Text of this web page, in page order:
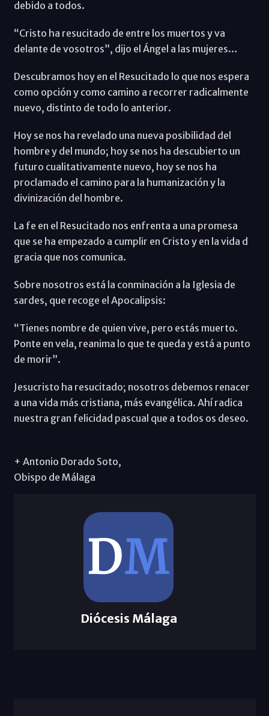
debido a todos.
“Cristo ha resucitado de entre los muertos y va
delante de vosotros”, dijo el Ángel a las mujeres…
Descubramos hoy en el Resucitado lo que nos espera
como opción y como camino a recorrer radicalmente
nuevo, distinto de todo lo anterior.
Hoy se nos ha revelado una nueva posibilidad del
hombre y del mundo; hoy se nos ha descubierto un
futuro cualitativamente nuevo, hoy se nos ha
proclamado el camino para la humanización y la
divinización del hombre.
La fe en el Resucitado nos enfrenta a una promesa
que se ha empezado a cumplir en Cristo y en la vida d
gracia que nos comunica.
Sobre nosotros está la conminación a la Iglesia de
sardes, que recoge el Apocalipsis:
“Tienes nombre de quien vive, pero estás muerto.
Ponte en vela, reanima lo que te queda y está a punto
de morir”.
Jesucristo ha resucitado; nosotros debemos renacer
a una vida más cristiana, más evangélica. Ahí radica
nuestra gran felicidad pascual que a todos os deseo.
+ Antonio Dorado Soto,
Obispo de Málaga
Diócesis Málaga